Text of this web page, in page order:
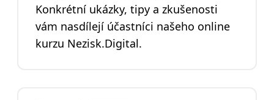
Konkrétní ukázky, tipy a zkušenosti
vám nasdílejí účastníci našeho online
kurzu Nezisk.Digital.